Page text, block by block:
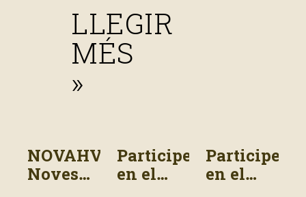
LLEGIR
MÉS
»
NOVAHVACC:
Noves
Participem
en el
Participem
en el